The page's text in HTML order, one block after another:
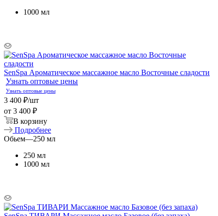
1000 мл
SenSpa Ароматическое массажное масло Восточные сладости
Узнать оптовые цены
Узнать оптовые цены
3 400 ₽/шт
от 3 400 ₽
В корзину
Подробнее
Обьем—250 мл
250 мл
1000 мл